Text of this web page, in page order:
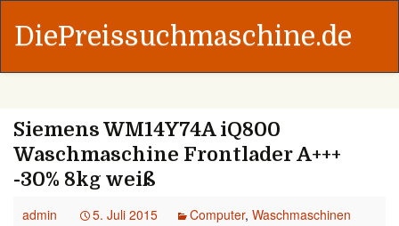
DiePreissuchmaschine.de
Siemens WM14Y74A iQ800
Waschmaschine Frontlader A+++
-30% 8kg weiß
admin 5. Juli 2015 Computer, Waschmaschinen